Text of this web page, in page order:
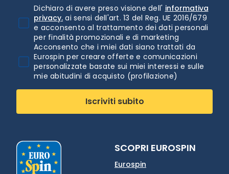
Dichiaro di avere preso visione dell' informativa
privacy. ai sensi dell'art. 13 del Reg. UE 2016/679
e acconsento al trattamento dei dati personali
per finalità promozionali e di marketing
Acconsento che i miei dati siano trattati da
Eurospin per creare offerte e comunicazioni
personalizzate basate sui miei interessi e sulle
mie abitudini di acquisto (profilazione)
Iscriviti subito
SCOPRI EUROSPIN
Eurospin